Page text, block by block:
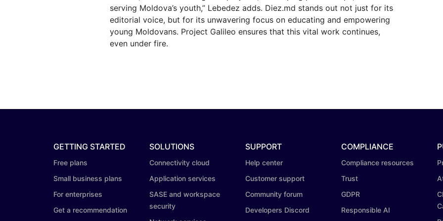
serving Moldova’s youth,” Lebedez adds. Diez.md stands out not just for its
editorial voice, but for its unwavering focus on educating and empowering
young Moldovans. Project Galileo ensures that this vital work continues,
even under fire.
GETTING STARTED
Free plans
Small business plans
For enterprises
Get a recommendation
SOLUTIONS
Connectivity cloud
Application services
SASE and workspace
security
SUPPORT
Help center
Customer support
Community forum
Developers Discord
COMPLIANCE
Compliance resources
Trust
GDPR
Responsible AI